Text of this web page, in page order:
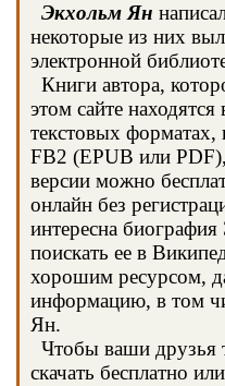
Экхольм Ян
некоторые из них
электронной
Книги автора,
этом сайте
текстовых
FB2 (EPUB или
версии можно
онлайн без
интересна
поискать ее в
хорошим ресурсом,
информацию, в том
Ян.
Чтобы ваши друзья
скачать бесплатно